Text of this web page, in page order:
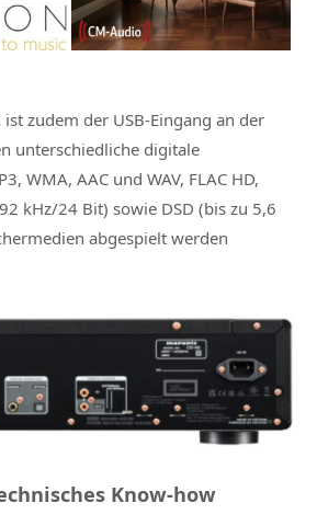
zudem der USB-Eingang an der
unterschiedliche digitale
WMA, AAC und WAV, FLAC HD,
kHz/24 Bit) sowie DSD (bis zu 5,6
abgespielt werden
Know-how